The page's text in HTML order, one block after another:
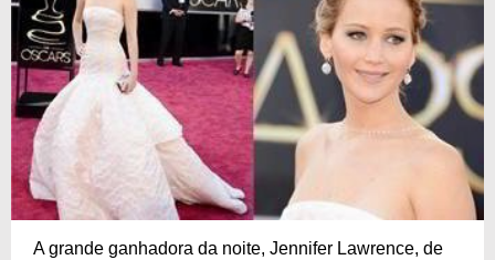
A grande ganhadora da noite, Jennifer Lawrence, de